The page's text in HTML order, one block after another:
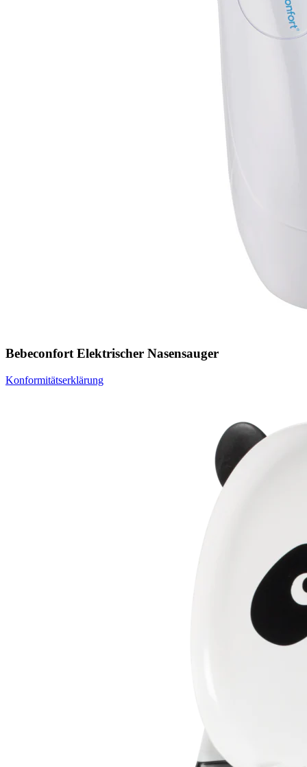
Bebeconfort Elektrischer Nasensauger
Konformitätserklärung